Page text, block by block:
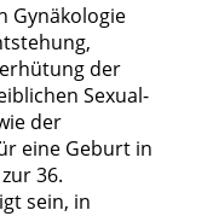
Gynäkologie
der
Sexual-
der
eine Geburt in
36.
sein, in